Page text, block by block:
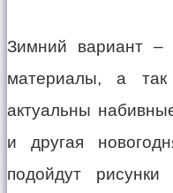
Зимний вариант –
материалы, а
актуальны
и другая
подойдут